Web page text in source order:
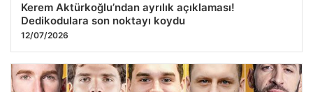
Kerem Aktürkoğlu’ndan ayrılık açıklaması!
Dedikodulara son noktayı koydu
12/07/2026